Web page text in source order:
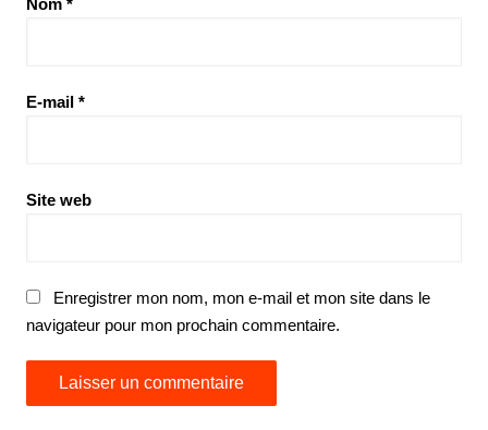
Nom *
E-mail *
Site web
Enregistrer mon nom, mon e-mail et mon site dans le
navigateur pour mon prochain commentaire.